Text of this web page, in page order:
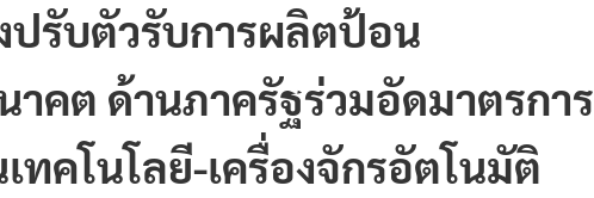
ปรับตัวรับการผลิตป้อน
คต ด้านภาครัฐร่วมอัดมาตรการ
คโนโลยี-เครื่องจักรอัตโนมัติ